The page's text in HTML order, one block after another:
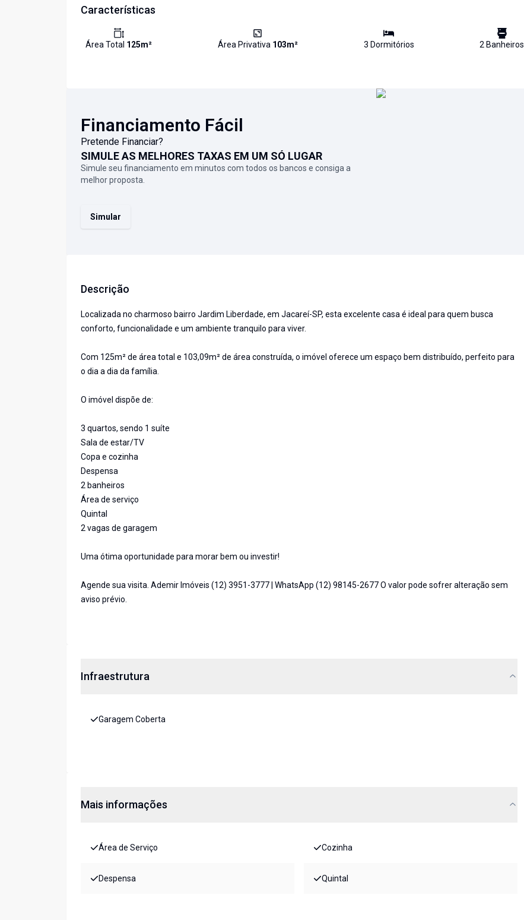
Características
Área Total 125m² Área Privativa 103m² 3 Dormitórios 2 Banheiros
Financiamento Fácil
Pretende Financiar?
SIMULE AS MELHORES TAXAS EM UM SÓ LUGAR
Simule seu financiamento em minutos com todos os bancos e consiga a
melhor proposta.
Simular
Descrição
Localizada no charmoso bairro Jardim Liberdade, em Jacareí-SP, esta excelente casa é ideal para quem busca
conforto, funcionalidade e um ambiente tranquilo para viver.
Com 125m² de área total e 103,09m² de área construída, o imóvel oferece um espaço bem distribuído, perfeito para
o dia a dia da família.
O imóvel dispõe de:
3 quartos, sendo 1 suíte
Sala de estar/TV
Copa e cozinha
Despensa
2 banheiros
Área de serviço
Quintal
2 vagas de garagem
Uma ótima oportunidade para morar bem ou investir!
Agende sua visita. Ademir Imóveis (12) 3951-3777 | WhatsApp (12) 98145-2677 O valor pode sofrer alteração sem
aviso prévio.
Infraestrutura
Garagem Coberta
Mais informações
Área de Serviço Cozinha
Despensa Quintal